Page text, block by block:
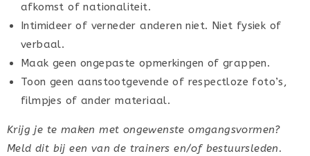
afkomst of nationaliteit.
Intimideer of verneder anderen niet. Niet fysiek of
verbaal.
Maak geen ongepaste opmerkingen of grappen.
Toon geen aanstootgevende of respectloze foto’s,
filmpjes of ander materiaal.
Krijg je te maken met ongewenste omgangsvormen?
Meld dit bij een van de trainers en/of bestuursleden.